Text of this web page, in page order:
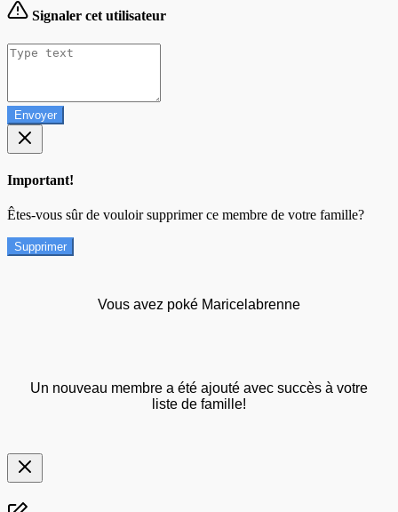
Signaler cet utilisateur
Envoyer
Important!
Êtes-vous sûr de vouloir supprimer ce membre de votre famille?
Supprimer
Vous avez poké Maricelabrenne
Un nouveau membre a été ajouté avec succès à votre
liste de famille!